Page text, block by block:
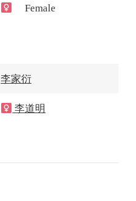
Female
李家衍
李道明